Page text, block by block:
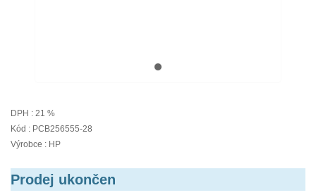
DPH : 21 %
Kód : PCB256555-28
Výrobce : HP
Prodej ukončen